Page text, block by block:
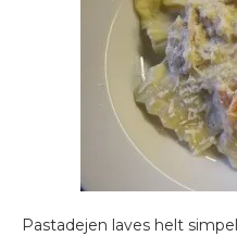
Pastadejen laves helt